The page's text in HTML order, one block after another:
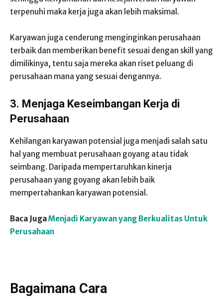
terpenuhi maka kerja juga akan lebih maksimal.
Karyawan juga cenderung menginginkan perusahaan
terbaik dan memberikan benefit sesuai dengan skill yang
dimilikinya, tentu saja mereka akan riset peluang di
perusahaan mana yang sesuai dengannya.
3. Menjaga Keseimbangan Kerja di
Perusahaan
Kehilangan karyawan potensial juga menjadi salah satu
hal yang membuat perusahaan goyang atau tidak
seimbang. Daripada mempertaruhkan kinerja
perusahaan yang goyang akan lebih baik
mempertahankan karyawan potensial.
Baca JugaMenjadi Karyawan yang Berkualitas Untuk
Perusahaan
Bagaimana Cara